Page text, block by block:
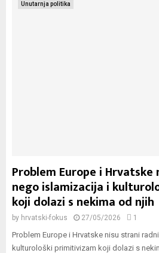
Unutarnja politika
Problem Europe i
nego islamizacija i
koji dolazi s nekima od njih
by hrvatski-fokus 27/05/2026 1
Problem Europe i Hrvatske nisu strani
kulturološki primitivizam koji dolazi s